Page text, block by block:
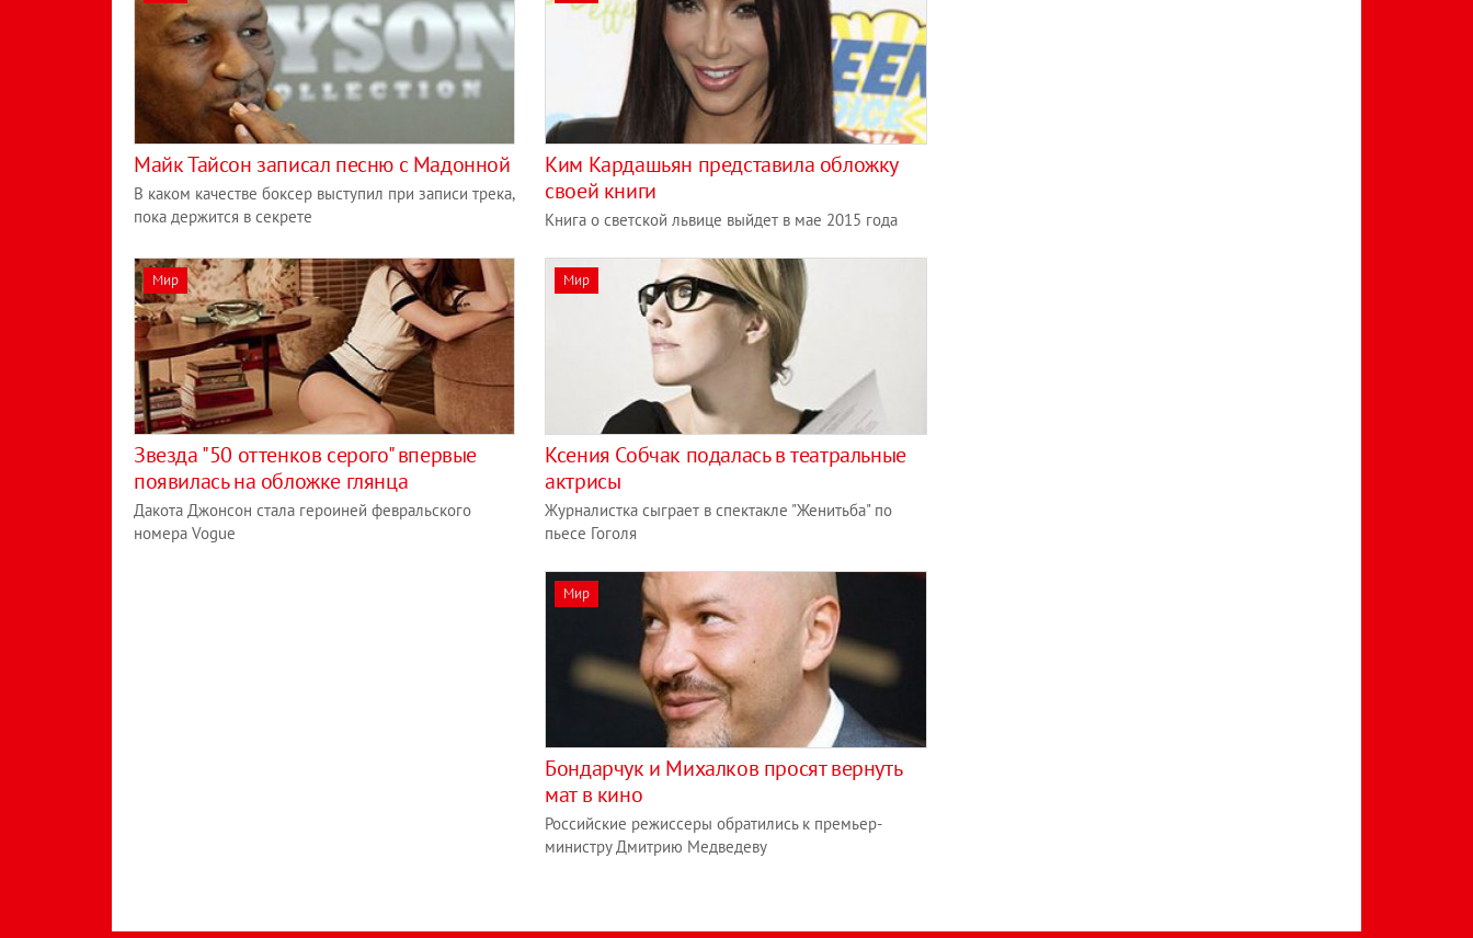
Майк Тайсон записал песню с Мадонной
В каком качестве боксер выступил при записи трека,
пока держится в секрете
Ким Кардашьян представила обложку
своей книги
Книга о светской львице выйдет в мае 2015 года
Мир
Звезда "50 оттенков серого" впервые
появилась на обложке глянца
Дакота Джонсон стала героиней февральского
номера Vogue
Мир
Ксения Собчак подалась в театральные
актрисы
Журналистка сыграет в спектакле "Женитьба" по
пьесе Гоголя
Мир
Бондарчук и Михалков просят вернуть
мат в кино
Российские режиссеры обратились к премьер-
министру Дмитрию Медведеву